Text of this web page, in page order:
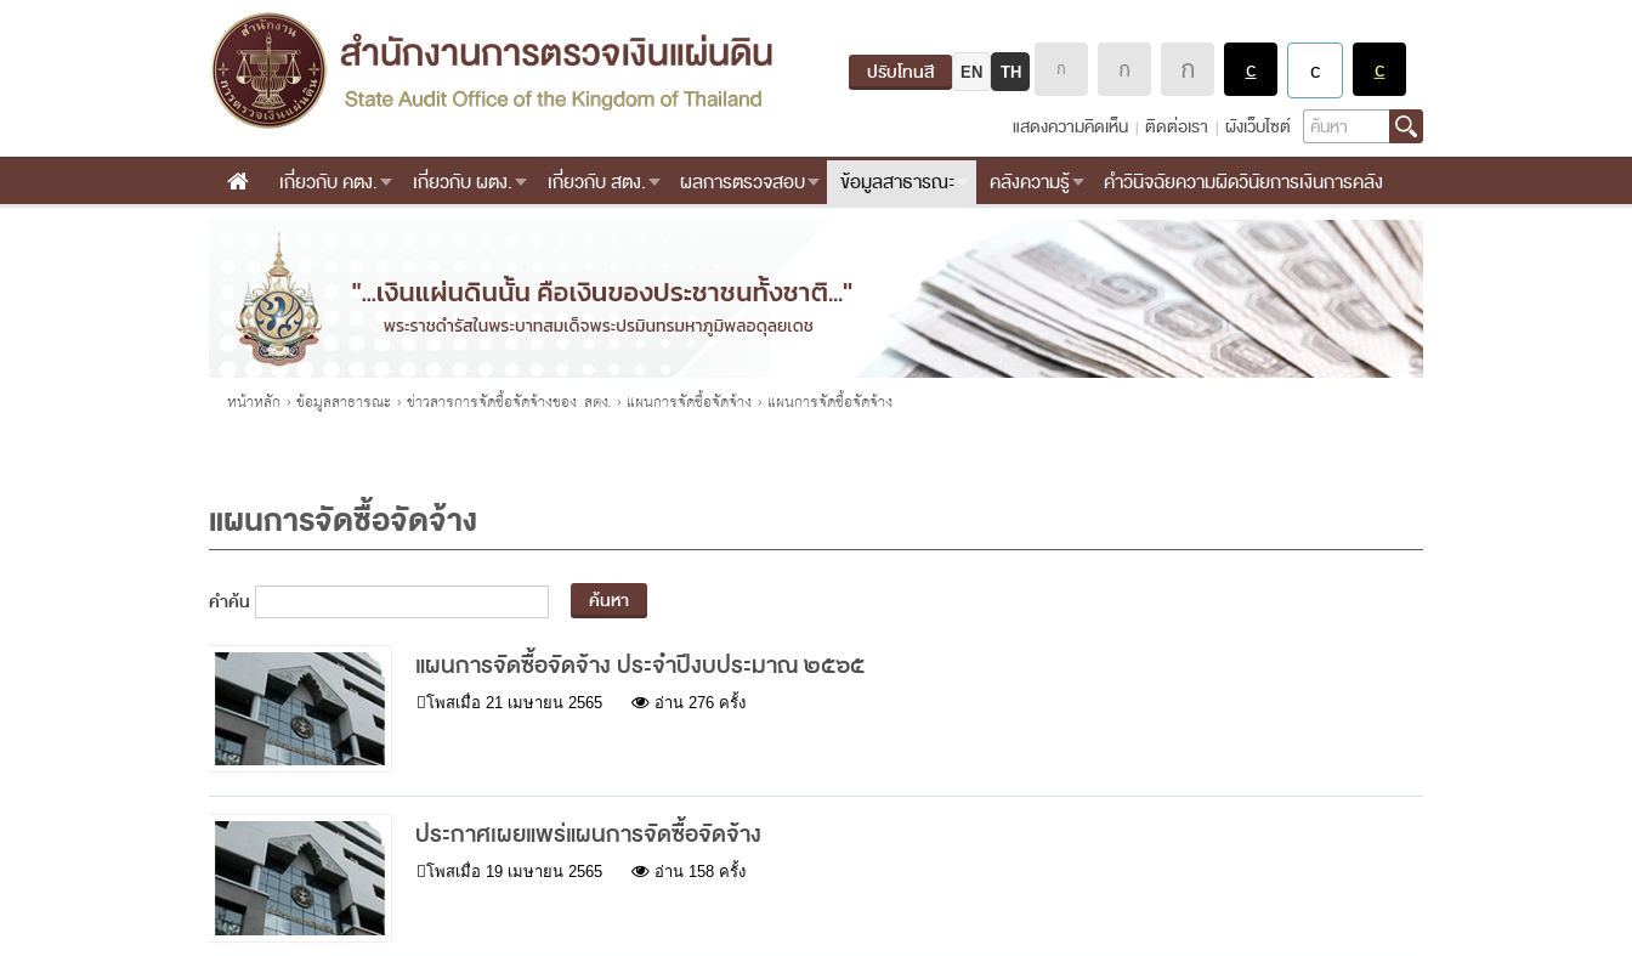
ปรับโทนสี EN TH
Search
แสดงความคิดเห็น ติดต่อเรา ผังเว็บไซต์
Main menu
เกี่ยวกับ คตง. เกี่ยวกับ ผตง. เกี่ยวกับ สตง. ผลการตรวจสอบ ข้อมูลสาธารณะ คลังความรู้ คำวินิจฉัยความผิดวินัยการเงินการคลัง
คุณอยู่ที่
หน้าหลัก › ข้อมูลสาธารณะ › ข่าวสารการจัดซื้อจัดจ้างของ สตง. › แผนการจัดซื้อจัดจ้าง › แผนการจัดซื้อจัดจ้าง
แผนการจัดซื้อจัดจ้าง
คำค้น
แผนการจัดซื้อจัดจ้าง ประจำปีงบประมาณ ๒๕๖๕
โพสเมื่อ 21 เมษายน 2565 อ่าน 276 ครั้ง
ประกาศเผยแพร่แผนการจัดซื้อจัดจ้าง
โพสเมื่อ 19 เมษายน 2565 อ่าน 158 ครั้ง